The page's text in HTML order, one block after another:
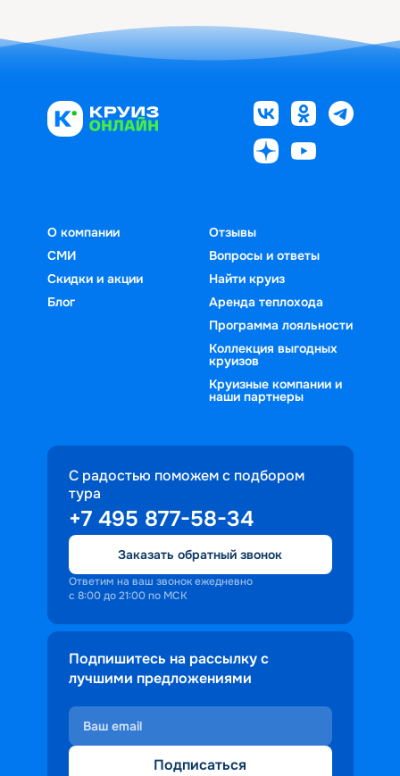
О компании
СМИ
Скидки и акции
Блог
Отзывы
Вопросы и ответы
Найти круиз
Аренда теплохода
Программа лояльности
Коллекция выгодных
круизов
Круизные компании и
наши партнеры
С радостью поможем с подбором
тура
+7 495 877-58-34
Заказать обратный звонок
Ответим на ваш звонок ежедневно
с 8:00 до 21:00 по МСК
Подпишитесь на рассылку с
лучшими предложениями
Подписаться